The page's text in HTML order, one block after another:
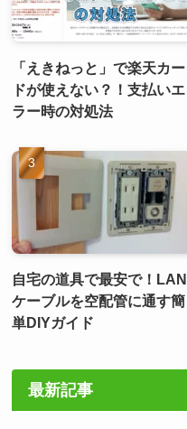
「えきねっと」で楽天カー
ドが使えない？！支払いエ
ラー時の対処法
自宅の道具で最安で！LAN
ケーブルを空配管に通す簡
単DIYガイド
最新記事